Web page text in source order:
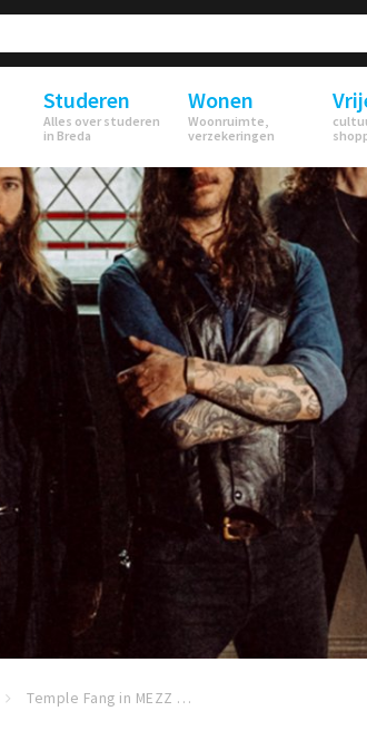
Studeren
Alles over studeren
in Breda
Wonen
Woonruimte,
verzekeringen
Temple Fang in MEZZ